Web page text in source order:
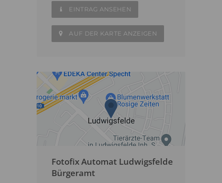
EINTRAG ANSEHEN
AUF DER KARTE ANZEIGEN
Fotofix Automat Ludwigsfelde
Bürgeramt